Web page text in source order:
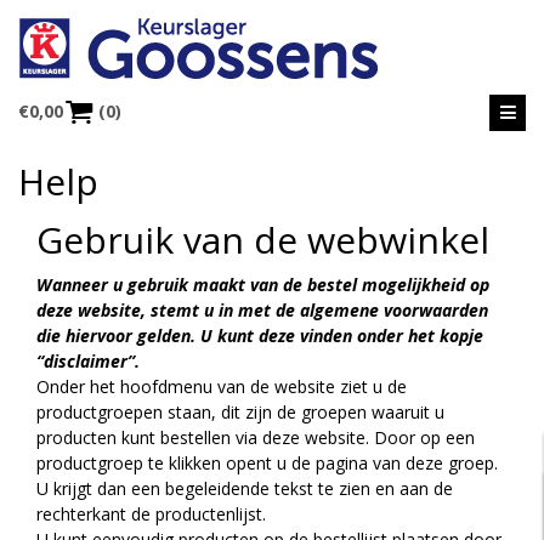
€0,00 (0)
Help
Gebruik van de webwinkel
Wanneer u gebruik maakt van de bestel mogelijkheid op
deze website, stemt u in met de algemene voorwaarden
die hiervoor gelden. U kunt deze vinden onder het kopje
“disclaimer”.
Onder het hoofdmenu van de website ziet u de
productgroepen staan, dit zijn de groepen waaruit u
producten kunt bestellen via deze website. Door op een
productgroep te klikken opent u de pagina van deze groep.
U krijgt dan een begeleidende tekst te zien en aan de
rechterkant de productenlijst.